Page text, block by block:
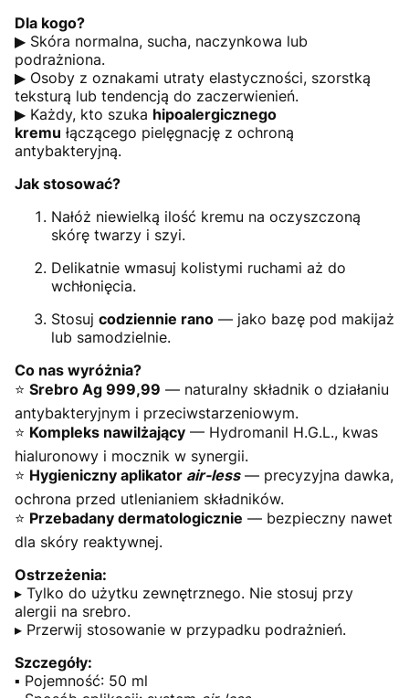
Dla kogo?
▶ Skóra normalna, sucha, naczynkowa lub
podrażniona.
▶ Osoby z oznakami utraty elastyczności, szorstką
teksturą lub tendencją do zaczerwienień.
▶ Każdy, kto szuka hipoalergicznego
kremu łączącego pielęgnację z ochroną
antybakteryjną.
Jak stosować?
Nałóż niewielką ilość kremu na oczyszczoną
skórę twarzy i szyi.
Delikatnie wmasuj kolistymi ruchami aż do
wchłonięcia.
Stosuj codziennie rano — jako bazę pod makijaż
lub samodzielnie.
Co nas wyróżnia?
⭐ Srebro Ag 999,99 — naturalny składnik o działaniu
antybakteryjnym i przeciwstarzeniowym.
⭐ Kompleks nawilżający — Hydromanil H.G.L., kwas
hialuronowy i mocznik w synergii.
⭐ Hygieniczny aplikator air-less— precyzyjna dawka,
ochrona przed utlenianiem składników.
⭐ Przebadany dermatologicznie — bezpieczny nawet
dla skóry reaktywnej.
Ostrzeżenia:
▸ Tylko do użytku zewnętrznego. Nie stosuj przy
alergii na srebro.
▸ Przerwij stosowanie w przypadku podrażnień.
Szczegóły:
▪ Pojemność: 50 ml